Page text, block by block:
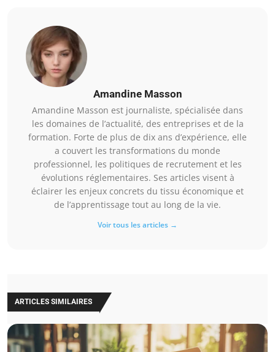
Amandine Masson
Amandine Masson est journaliste, spécialisée dans
les domaines de l’actualité, des entreprises et de la
formation. Forte de plus de dix ans d’expérience, elle
a couvert les transformations du monde
professionnel, les politiques de recrutement et les
évolutions réglementaires. Ses articles visent à
éclairer les enjeux concrets du tissu économique et
de l’apprentissage tout au long de la vie.
Voir tous les articles →
ARTICLES SIMILAIRES